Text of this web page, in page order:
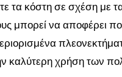
τα κόστη σε σχέση με
μπορεί να αποφέρει
καλύτερη χρήση των